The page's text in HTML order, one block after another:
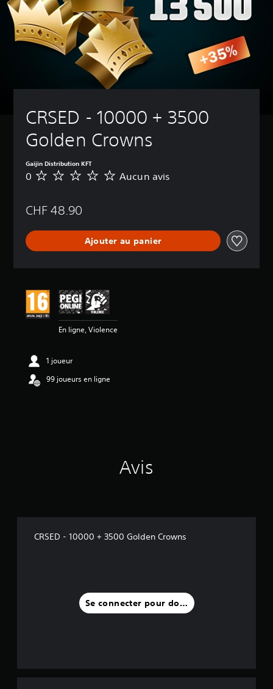
CRSED - 10000 + 3500
Golden Crowns
Gaijin Distribution KFT
A
u
a
v
0 Aucun avis
CHF 48.90
Ajouter au panier
En ligne, Violence
1 joueur
99 joueurs en ligne
Avis
CRSED - 10000 + 3500 Golden Crowns
Se connecter pour donner un avis